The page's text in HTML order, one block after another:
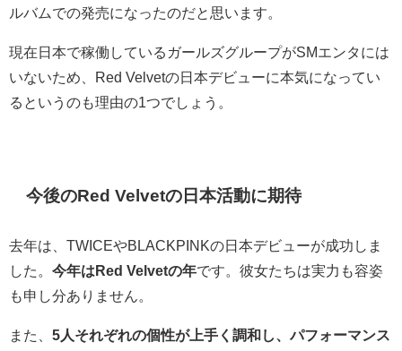
ルバムでの発売になったのだと思います。
現在日本で稼働しているガールズグループがSMエンタには
いないため、Red Velvetの日本デビューに本気になってい
るというのも理由の1つでしょう。
今後のRed Velvetの日本活動に期待
去年は、TWICEやBLACKPINKの日本デビューが成功しま
した。 今年はRed Velvetの年です。彼女たちは実力も容姿
も申し分ありません。
また、 5人それぞれの個性が上手く調和し、パフォーマンス